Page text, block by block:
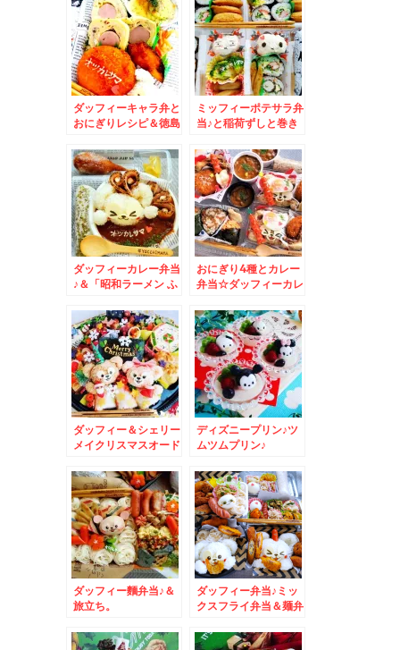
ー＆おろしそバーグ
300g( ´艸｀)
ラー＆おろしそバーグ
300g( ´艸｀)
ダッフィーキャラ弁と
おにぎりレシピ＆徳島
香」さんのオードブル
が絶品！！
ミッフィーポテサラ弁
当♪と稲荷ずしと巻き
んの「塩台湾ラーメ
ン」美味しすぎ
る！！！
ダッフィーカレー弁当
♪＆「昭和ラーメン ふ
ン！？絶品旭川醤油ラ
ーメン♪
おにぎり4種とカレー
弁当☆ダッフィーカレ
ダッフィー＆シェリー
メイクリスマスオード
ディズニープリン♪ツ
ムツムプリン♪
ダッフィー麵弁当♪＆
旅立ち。
ダッフィー弁当♪ミッ
クスフライ弁当＆麺弁